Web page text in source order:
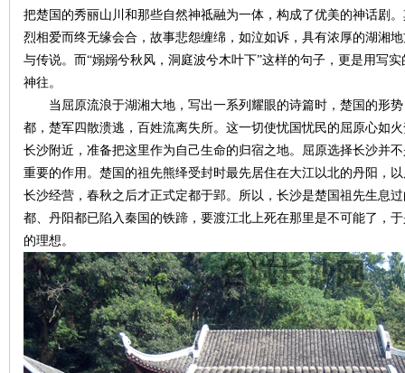
把楚国的秀丽山川和那些自然神祗融为一体，构成了优美的神话剧
烈相爱而终无缘会合，故事悲怨缠绵，如泣如诉，具有浓厚的湖湘
与传说。而“嫋嫋兮秋风，洞庭波兮木叶下”这样的句子，更是用写
神往。
当屈原流浪于湖湘大地，写出一系列耀眼的诗篇时，楚国的形势
都，楚军四散溃逃，百姓流离失所。这一切使忧国忧民的屈原心如
长沙附近，准备把这里作为自己生命的归宿之地。屈原选择长沙并
重要的作用。楚国的祖先熊绎受封时最先居住在大江以北的丹阳，
长沙经营，春秋之后才正式定都于郢。所以，长沙是楚国祖先生息
都、丹阳都已陷入秦国的铁蹄，要渡江北上死在那里是不可能了，
的理想。